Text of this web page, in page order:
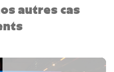
autres cas